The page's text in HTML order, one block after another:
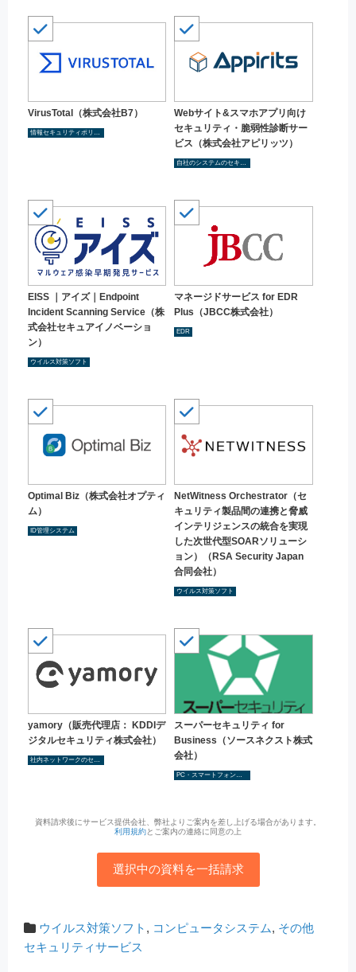
VirusTotal（株式会社B7）
Webサイト&スマホアプリ向け
セキュリティ・脆弱性診断サー
ビス（株式会社アピリッツ）
EISS ｜アイズ｜Endpoint
Incident Scanning Service（株
式会社セキュアイノベーショ
ン）
ウイルス対策ソフト
マネージドサービス for EDR
Plus（JBCC株式会社）
EDR
Optimal Biz（株式会社オプティ
ム）
ID管理システム
NetWitness Orchestrator（セ
キュリティ製品間の連携と脅威
インテリジェンスの統合を実現
した次世代型SOARソリューシ
ョン）（RSA Security Japan
合同会社）
ウイルス対策ソフト
yamory（販売代理店： KDDIデ
ジタルセキュリティ株式会社）
スーパーセキュリティ for
Business（ソースネクスト株式
会社）
資料請求後にサービス提供会社、弊社よりご案内を差し上げる場合があります。
利用規約とご案内の連絡に同意の上
選択中の資料を一括請求
ウイルス対策ソフト , コンピュータシステム, その他
セキュリティサービス